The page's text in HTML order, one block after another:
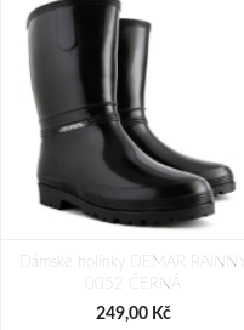
Dámské holínky DEMAR RAINNY
0052 ČERNÁ
249,00 Kč